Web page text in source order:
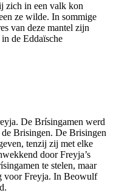
zich in een valk kon
ze wilde. In sommige
van deze mantel zijn
de Eddaïsche
De Brísingamen werd
Brisingen. De Brisingen
tenzij zij met elke
door Freyja’s
te stelen, maar
voor Freyja. In Beowulf